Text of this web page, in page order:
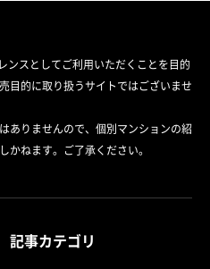
スとしてご利用いただくことを目的
目的に取り扱うサイトではございませ
ありませんので、個別マンションの紹
かねます。ご了承ください。
記事カテゴリ